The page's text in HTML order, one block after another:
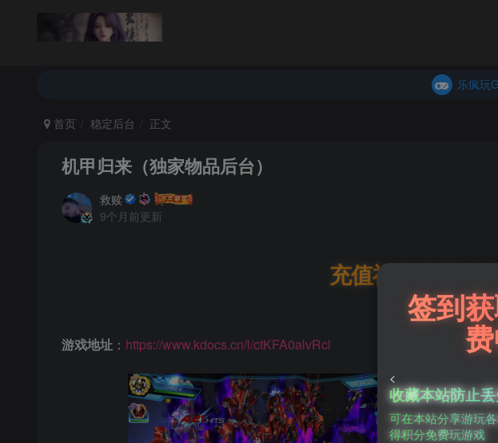
乐疯玩
首页 稳定后台 正文
机甲归来（独家物品后台）
救赎
9个月前更新
充值福利联系站
后台激
游戏地址 ： https://www.kdocs.cn/l/ctKFA0alvRcl
签到
<
收藏本站防止
可在本站分享游玩
得积分免费玩游戏